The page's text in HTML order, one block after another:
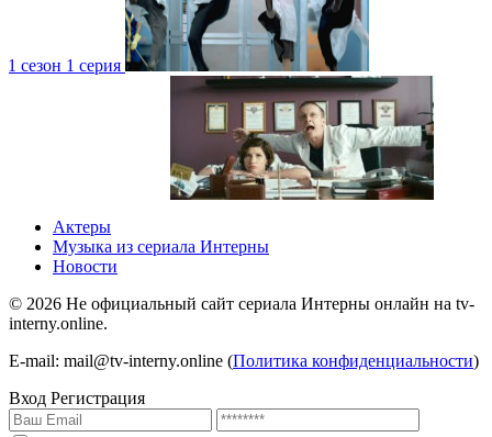
1 сезон 1 серия
Актеры
Музыка из сериала Интерны
Новости
© 2026 Не официальный сайт сериала Интерны онлайн на tv-
interny.online.
E-mail: mail@tv-interny.online (Политика конфиденциальности)
Вход Регистрация